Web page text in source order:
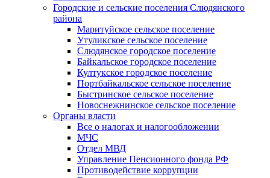
Городские и сельские поселения Слюдянского
района
Маритуйское сельское поселение
Утуликское сельское поселение
Слюдянское городское поселение
Байкальское городское поселение
Култукское городское поселение
Портбайкальское сельское поселение
Быстринское сельское поселение
Новоснежнинское сельское поселение
Органы власти
Все о налогах и налогообложении
МЧС
Отдел МВД
Управление Пенсионного фонда РФ
Противодействие коррупции